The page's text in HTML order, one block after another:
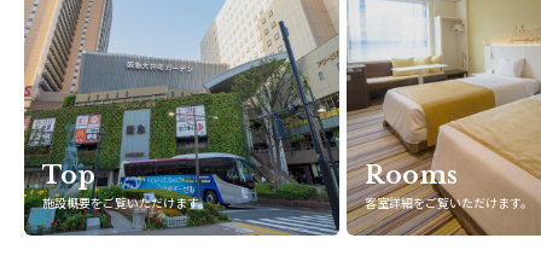
Top
施設概要をご覧いただけます。
Rooms
客室詳細をご覧いただけます。